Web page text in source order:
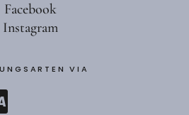
Facebook
Instagram
VIA